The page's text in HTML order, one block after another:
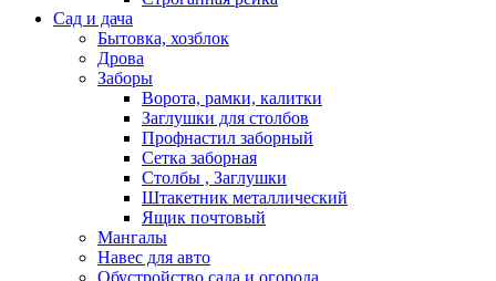
Сад и дача
Бытовка, хозблок
Дрова
Заборы
Ворота, рамки, калитки
Заглушки для столбов
Профнастил заборный
Сетка заборная
Столбы , Заглушки
Штакетник металлический
Ящик почтовый
Мангалы
Навес для авто
Обустройство сада и огорода